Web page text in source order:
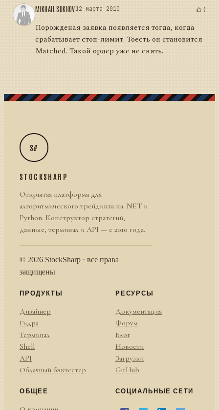
MIKHAIL SUKHOV12 марта 2010 0
Порожденая заявка появляется тогда, когда
срабатывает стоп-лимит. Тоесть он становится
Matched. Такой ордер уже не снять.
S#
STOCKSHARP
Открытая платформа для
алгоритмического трейдинга на .NET и
Python. Конструктор стратегий,
данные, терминал и API — с 2010 года.
© 2026 StockSharp · все права
защищены
ПРОДУКТЫ
Дизайнер
Гидра
Терминал
Shell
API
Облачный бэктестер
РЕСУРСЫ
Документация
Форум
Блог
Новости
Загрузки
GitHub
ОБЩЕЕ СОЦИАЛЬНЫЕ СЕТИ